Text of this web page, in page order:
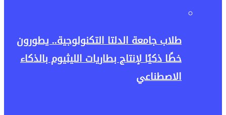
طلاب جامعة الدلتا التكنولوجية.. يطورون
خطًا ذكيًا لإنتاج بطاريات الليثيوم بالذكاء
الاصطناعي